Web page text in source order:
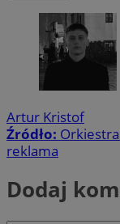
Artur Kristof
Źródło:
reklama
Dodaj